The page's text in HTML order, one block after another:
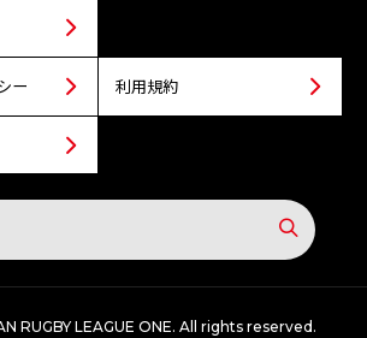
ー 利用規約
RUGBY LEAGUE ONE. All rights reserved.